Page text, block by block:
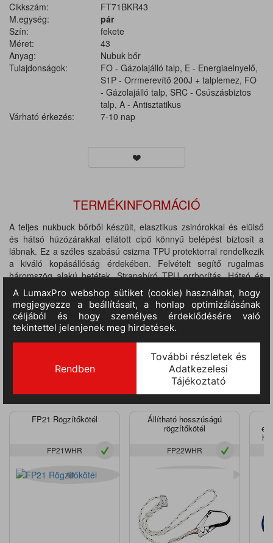
Cikkszám:
FT71BKR43
M.egység:
pár
Szín:
fekete
Méret:
43
Anyag:
Nubuk bőr
Tulajdonságok:
FO - Gázolajálló talp, E - Energiaelnyelő,
S1P - Orrmerevítő 200J + talplemez, FO
- Gázolajálló talp, SRC - Csúszásbiztos
talp, A - Antisztatikus
Várható érkezés:
7-10 nap
TERMÉKINFORMÁCIÓ
A teljes nukbuck bőrből készült, elasztikus zsinórokkal és elülső
és hátsó húzózárakkal ellátott cipő könnyű belépést biztosít a
lábnak. Ez a széles szabású csizma TPU protektorral rendelkezik
a kiváló kopásállóság érdekében. Felvételt segítő rugalmas
háromszög alakú betétek. Strapabíró TPU orrborítás. Hátsó és
elülső húzófül a felvétel megkönnyítése érdekében. Acél
orrmerevítő. Talpátszúrás elleni acél talplemez. Barkabőr
felsőrész. Antisztatikus lábbeli. Energiaelnyelő sarok. SRC -
Csúszásgátló külső talp a kerámia- és acélfelületeken való
csúszás és botlás megelőzésére. Üzemanyag- és olajálló talp.
KAPCSOLÓDÓ, KIEGÉSZÍTŐ TERMÉKEK
FP21 Rögzítőkötél
FP21WHR
Állítható hosszúságú
rögzítőkötél
FP22WHR